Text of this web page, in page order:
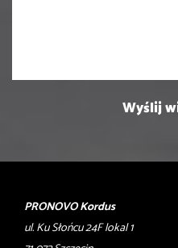
PRONOVO Kordus
ul. Ku Słońcu 24F lokal 1